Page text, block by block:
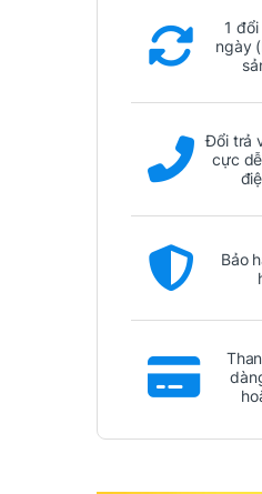
1
ngày
Đổi trả
cực
Bảo